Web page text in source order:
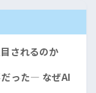
されるのか
った— なぜAI